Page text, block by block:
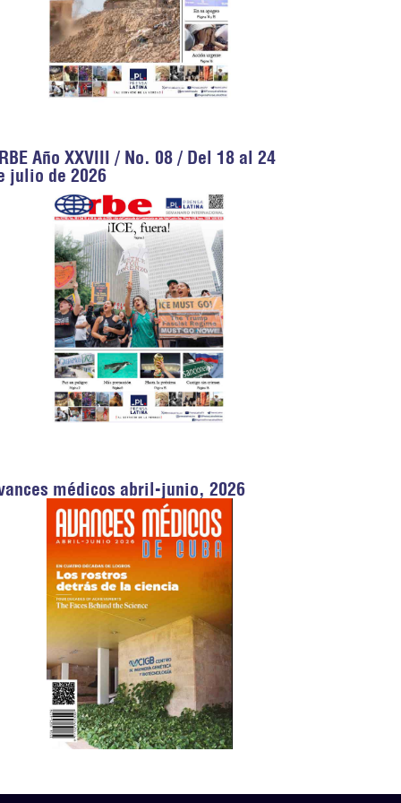
Año XXVIII / No. 08 / Del 18 al 24
julio de 2026
médicos abril-junio, 2026